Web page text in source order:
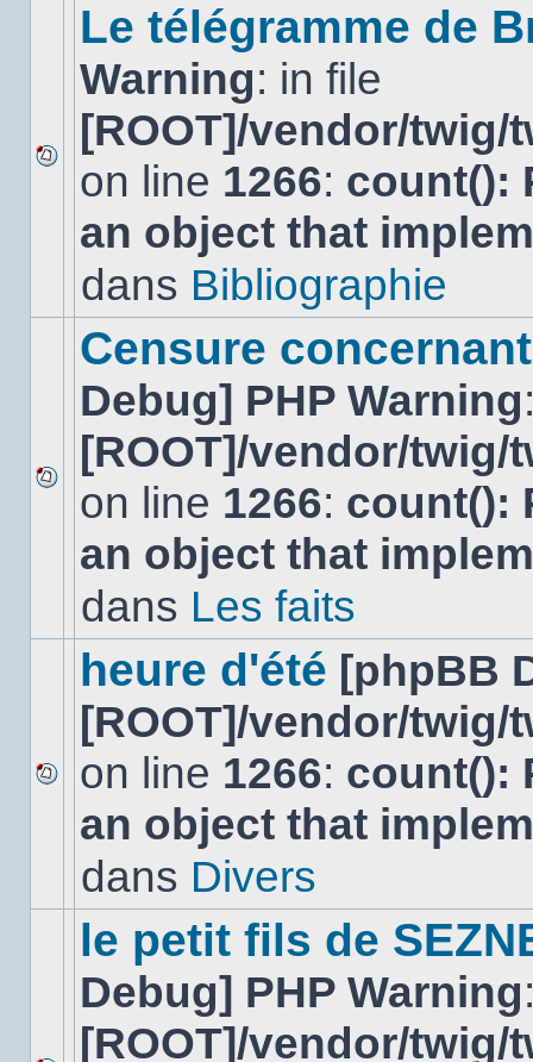
Aucun
nouveau
message
non-
dans
Le télégramme de
Warning: in file
[ROOT]/vendor/
on line 1266: count():
an object that
dans Bibliographie
Aucun
nouveau
message
non-
dans
sujet.
Censure
Debug] PHP Warning
[ROOT]/vendor/
on line 1266: count():
an object that
dans Les faits
Aucun
nouveau
message
sujet.
heure d'été [phpBB
[ROOT]/vendor/
on line 1266: count():
an object that
dans Divers
le petit fils de
Debug] PHP Warning
[ROOT]/vendor/